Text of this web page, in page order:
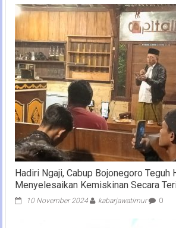
Hadiri Ngaji, Cabup Bojonegoro Teguh
Menyelesaikan Kemiskinan Secara
10 November 2024 kabarjawatimur 0